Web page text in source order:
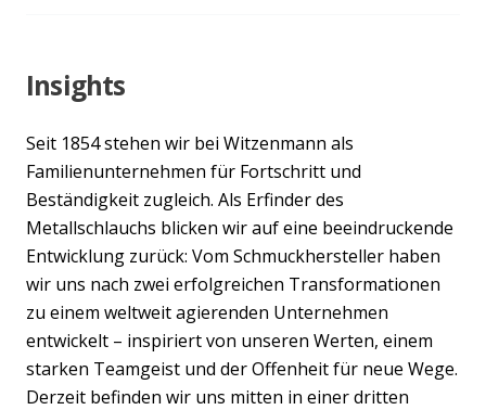
Insights
Seit 1854 stehen wir bei Witzenmann als
Familienunternehmen für Fortschritt und
Beständigkeit zugleich. Als Erfinder des
Metallschlauchs blicken wir auf eine beeindruckende
Entwicklung zurück: Vom Schmuckhersteller haben
wir uns nach zwei erfolgreichen Transformationen
zu einem weltweit agierenden Unternehmen
entwickelt – inspiriert von unseren Werten, einem
starken Teamgeist und der Offenheit für neue Wege.
Derzeit befinden wir uns mitten in einer dritten